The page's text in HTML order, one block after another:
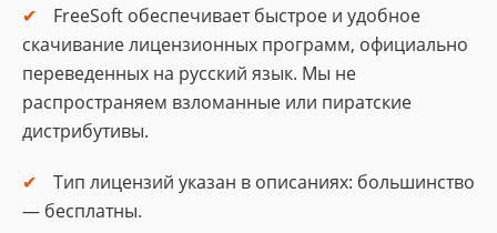
FreeSoft обеспечивает быстрое и удобное
скачивание лицензионных программ, официально
переведенных на русский язык. Мы не
распространяем взломанные или пиратские
дистрибутивы.
Тип лицензий указан в описаниях: большинство
— бесплатны.